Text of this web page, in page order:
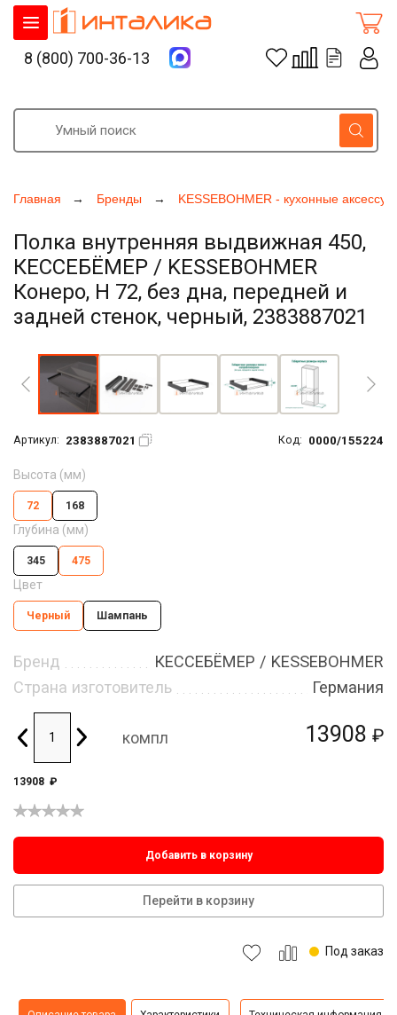
Главная Бренды KESSEBOHMER - кухонные
Полка внутренняя выдвижная 450,
КЕССЕБЁМЕР / KESSEBOHMER
Конеро, H 72, без дна, передней и
задней стенок, черный, 2383887021
Артикул: 2383887021 Код: 0000/155224
13908 ₽
Высота (мм)
72 168
Глубина (мм)
345 475
Цвет
Черный Шампань
Бренд
КЕССЕБЁМЕР / KESSEBOHMER
Страна изготовитель
Германия
компл
13908 ₽
Добавить в корзину
Перейти в корзину
Под заказ
8 (800) 700-36-13